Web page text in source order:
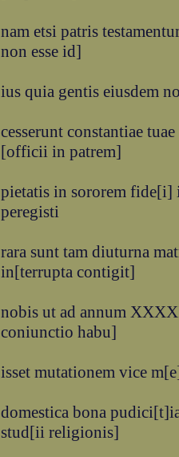
nam etsi patris
non esse id]
ius quia gentis eiusdem
cesserunt constantiae
[officii in patrem]
pietatis in sororem fide[i]
peregisti
rara sunt tam diuturna
in[terrupta contigit]
nobis ut ad annum
coniunctio habu]
isset mutationem vice
domestica bona
stud[ii religionis]